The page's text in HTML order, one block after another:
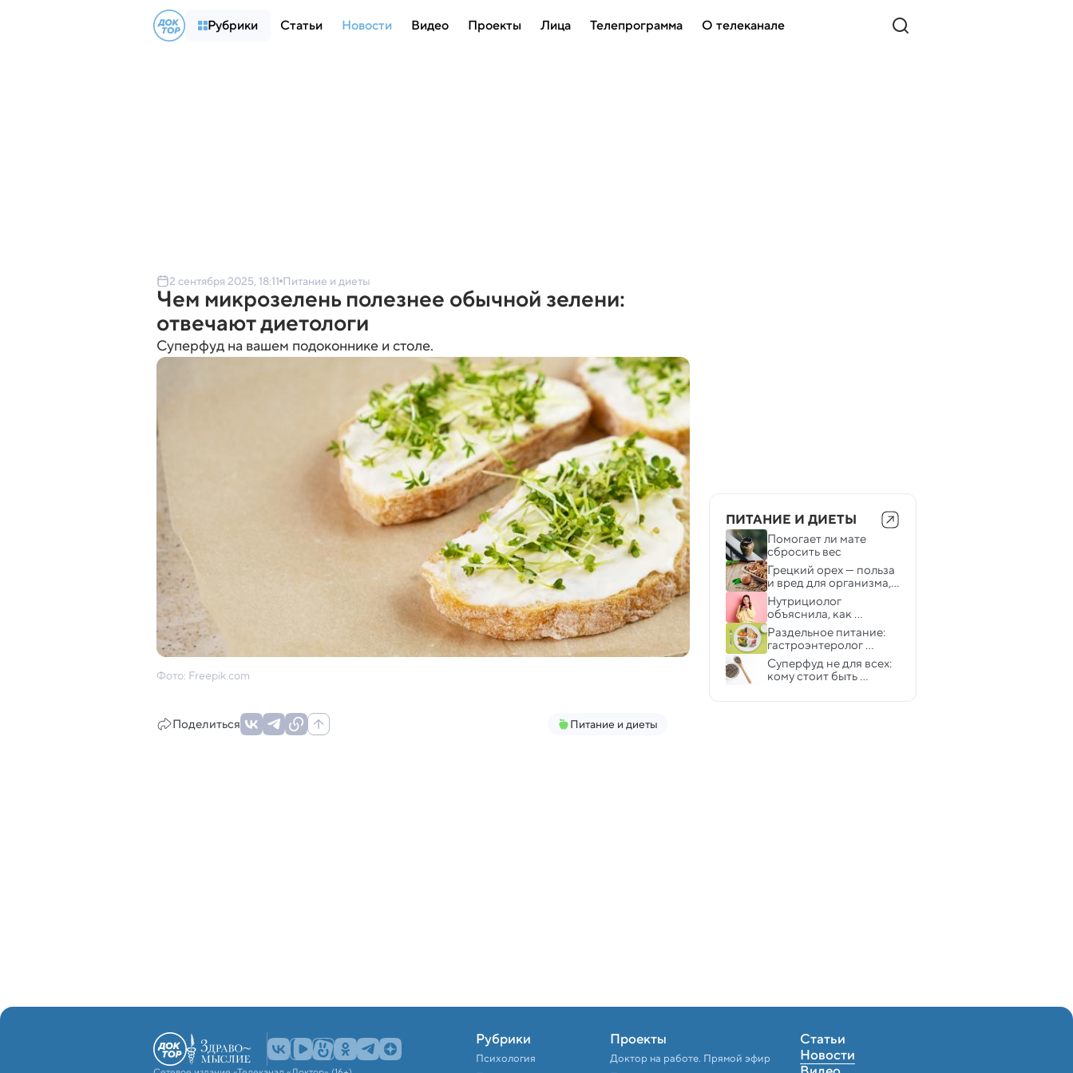
Рубрики Статьи Новости Видео Проекты Лица Телепрограмма О телеканале
2 сентября 2025, 18:11 Питание и диеты
Чем микрозелень полезнее обычной зелени:
отвечают диетологи
Суперфуд на вашем подоконнике и столе.
Фото: Freepik.com
Поделиться Питание и диеты
ПИТАНИЕ И ДИЕТЫ
Помогает ли мате
сбросить вес
Грецкий орех — польза
и вред для организма,
лечебные свойства
Нутрициолог
объяснила, как
побороть тягу к
сладкому
Раздельное питание:
гастроэнтеролог
разоблачает
популярный миф
Суперфуд не для всех:
кому стоит быть
осторожнее с
семенами чиа
Рубрики
Психология
Проекты
Доктор на работе. Прямой эфир
Статьи
Новости